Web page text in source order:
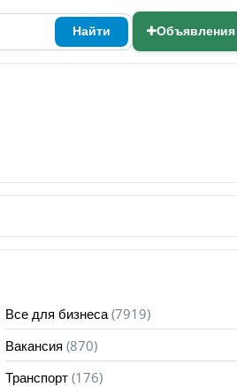
Найти Объявления
Все для бизнеса (7919)
Вакансия (870)
Транспорт (176)